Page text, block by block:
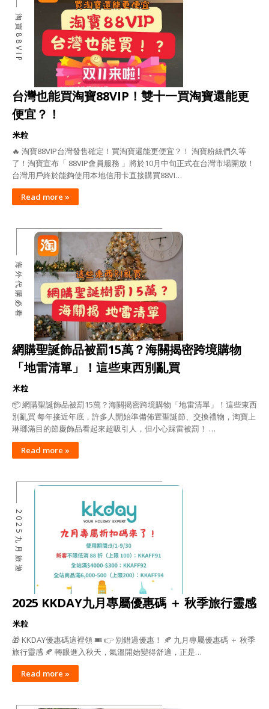
淘寶88VIP
台灣也能買淘寶88VIP！雙十一買淘寶還能更
便宜？！
米粒
🔥 淘寶88VIP台灣發售確定！買淘寶還能更便宜？！ 淘寶粉絲們久等
了！淘寶宣布「 88VIP會員服務 」將於10月中旬正式在台灣市場開放！
台灣用戶終於能夠使用本地信用卡直接購買88VI…
Read more »
海外代購必看
網購聖誕飾品被罰15萬？海關揭密跨境購物
「地雷清單」！這些東西別亂買
米粒
📦 網購聖誕飾品被罰15萬？海關揭密跨境購物「地雷清單」！這些東西
別亂買 每年接近年底，許多人開始準備佈置聖誕節、交換禮物，淘寶上
琳瑯滿目的節慶飾品看起來超吸引人，但小心踩雷被罰！ …
Read more »
2025九月旅遊
2025 KKDAY九月專屬優惠碼 ＋ 秋季旅行靈感
米粒
🎁 KKDAY優惠碼這裡領 🎟️ 👉 別錯過優惠！ 🍂 九月專屬優惠碼 ＋ 秋季
旅行靈感 🍂 轉眼進入秋天，氣溫開始變得舒適，正是…
Read more »